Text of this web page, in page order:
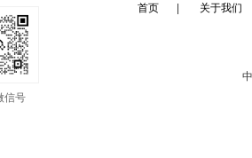
首页 关于我们
信号